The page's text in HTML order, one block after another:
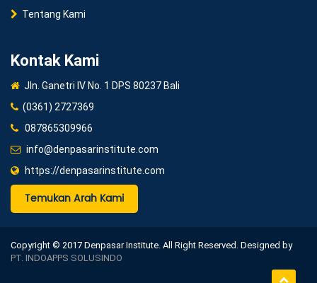
Tentang Kami
Kontak Kami
Jln. Ganetri IV No. 1 DPS 80237 Bali
(0361) 2727369
087865309966
info@denpasarinstitute.com
https://denpasarinstitute.com
Temukan Arah Kami
Copyright © 2017 Denpasar Institute. All Right Reserved. Designed by
PT. INDOAPPS SOLUSINDO